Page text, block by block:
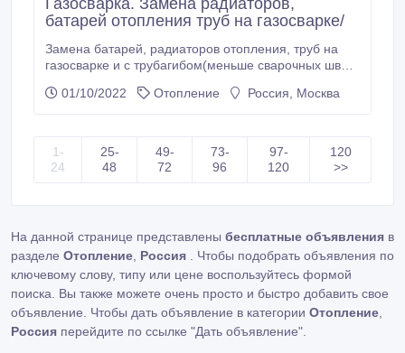
Газосварка. Замена радиаторов,
батарей отопления труб на газосварке/
Замена батарей, радиаторов отопления, труб на
газосварке и с трубагибом(меньше сварочных швов,
отопления, водоснабжения(хвс, гвс). Доставка и
Аккуратно(работаем в квартирах с выполненной
чистовой отделкой) .
01/10/2022 Отопление Россия, Москва
1-
24
25-
48
49-
72
73-
96
97-
120
120
>>
На данной странице представлены бесплатные объявления в
разделе Отопление Россия . Чтобы подобрать объявления по
ключевому слову, типу или цене воспользуйтесь формой
поиска. Вы также можете очень просто и быстро добавить свое
объявление. Чтобы дать объявление в категории Отопление
Россия перейдите по ссылке "Дать объявление"